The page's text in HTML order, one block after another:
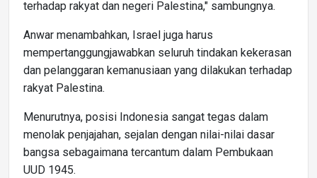
terhadap rakyat dan negeri Palestina," sambungnya.
Anwar menambahkan, Israel juga harus
mempertanggungjawabkan seluruh tindakan kekerasan
dan pelanggaran kemanusiaan yang dilakukan terhadap
rakyat Palestina.
Menurutnya, posisi Indonesia sangat tegas dalam
menolak penjajahan, sejalan dengan nilai-nilai dasar
bangsa sebagaimana tercantum dalam Pembukaan
UUD 1945.